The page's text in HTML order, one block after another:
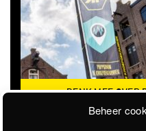
Beheer
DENK MEE OVER